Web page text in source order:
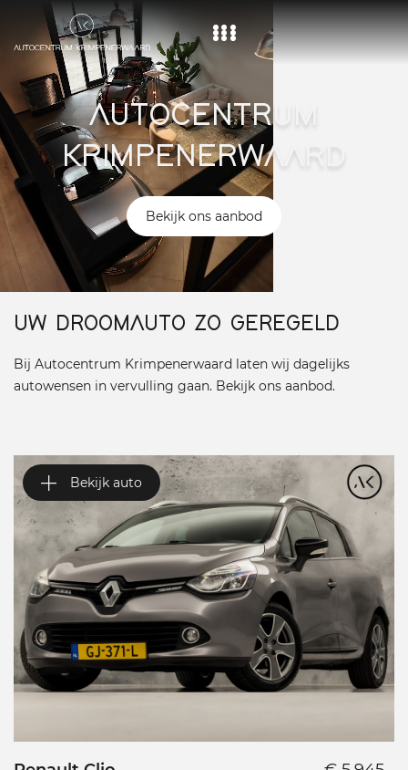
Home
Aanbod
Diensten
Over ons
Vacature
Contact
AUTOCENTRUM
KRIMPENERWAARD
Bekijk ons aanbod
UW DROOMAUTO ZO GEREGELD
Bij Autocentrum Krimpenerwaard laten wij dagelijks
autowensen in vervulling gaan. Bekijk ons aanbod.
Bekijk auto